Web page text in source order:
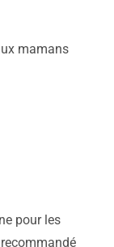
mamans
pour les